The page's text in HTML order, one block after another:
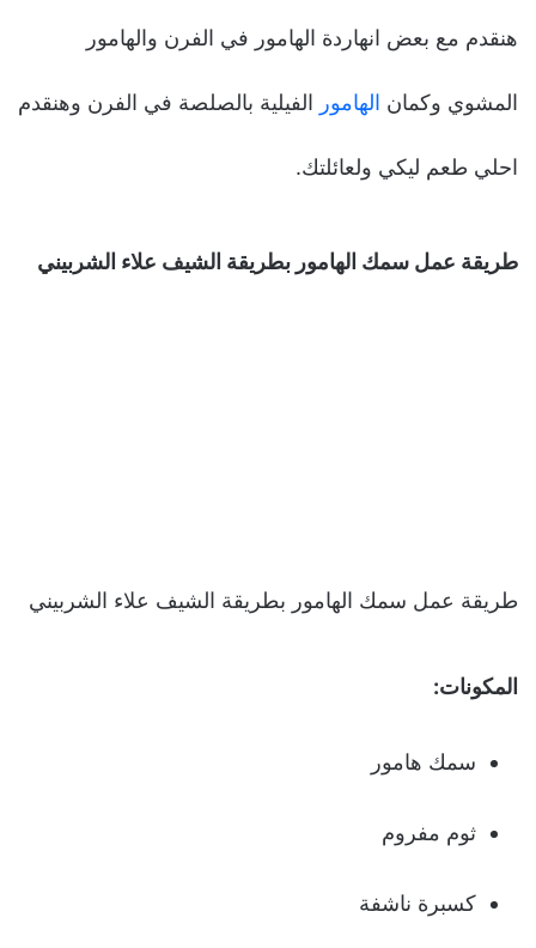
هنقدم مع بعض انهاردة الهامور في الفرن والهامور
المشوي وكمان الهامور الفيلية بالصلصة في الفرن وهنقدم
احلي طعم ليكي ولعائلتك.
طريقة عمل سمك الهامور بطريقة الشيف علاء الشربيني
طريقة عمل سمك الهامور بطريقة الشيف علاء الشربيني
المكونات:
سمك هامور
ثوم مفروم
كسبرة ناشفة